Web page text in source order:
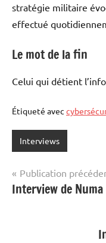
stratégie militaire
effectué
Le mot de la fin
Celui qui détient
Étiqueté avec
Interviews
Navigation
de
Publication
Interview de Numa